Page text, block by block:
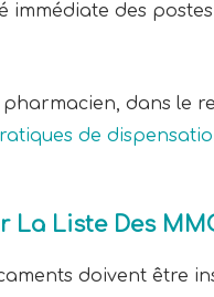
des
dans le
de
La Liste Des
doivent être